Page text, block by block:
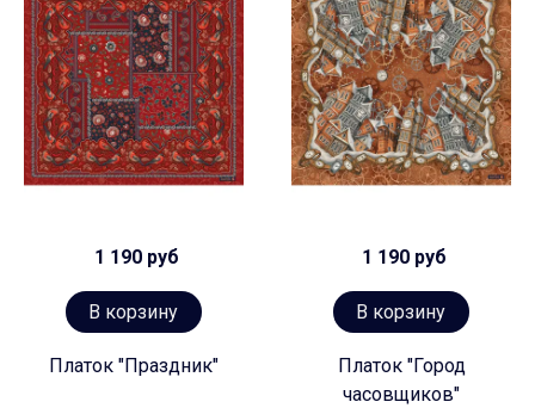
1 190 руб
В корзину
Платок "Праздник"
1 190 руб
В корзину
Платок "Город
часовщиков"